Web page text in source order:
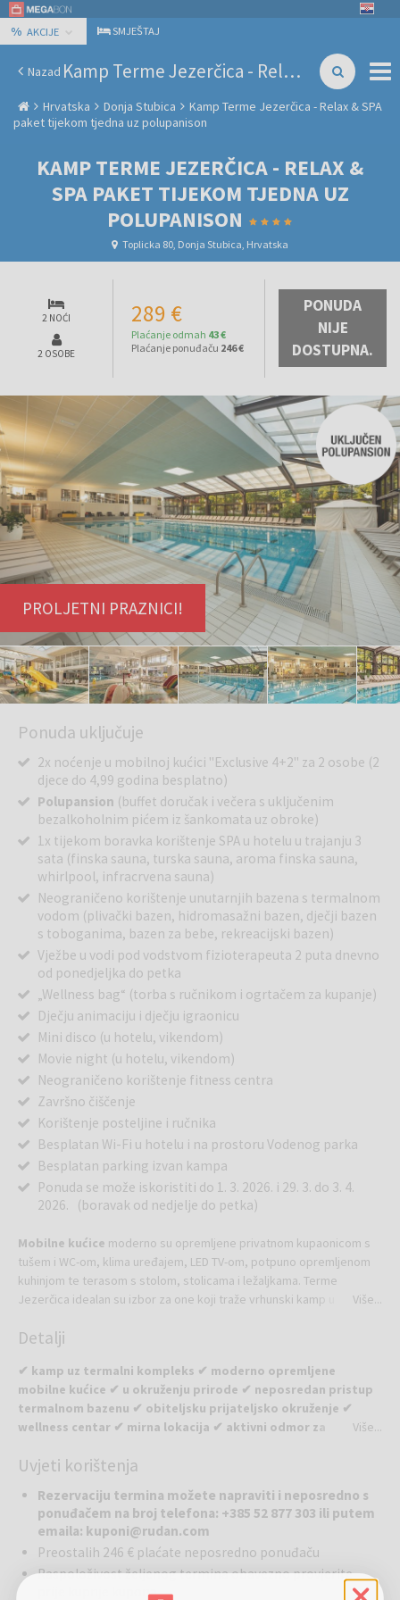
% AKCIJE SMJEŠTAJ
Nazad Kamp Terme Jezerčica - Relax & SPA paket tijekom tjedna uz polupanison
Hrvatska Donja Stubica
Kamp Terme Jezerčica - Relax & SPA
paket tijekom tjedna uz polupanison
KAMP TERME JEZERČICA - RELAX &
SPA PAKET TIJEKOM TJEDNA UZ
POLUPANISON
Toplicka 80, Donja Stubica, Hrvatska
2 NOĆI
2 OSOBE
289 €
Plaćanje odmah 43 €
Plaćanje ponuđaču 246 €
PONUDA
NIJE
DOSTUPNA.
PROLJETNI PRAZNICI!
Ponuda uključuje
2x noćenje u mobilnoj kućici "Exclusive 4+2" za 2 osobe (2
djece do 4,99 godina besplatno)
Polupansion (buffet doručak i večera s uključenim
bezalkoholnim pićem iz šankomata uz obroke)
1x tijekom boravka korištenje SPA u hotelu u trajanju 3
sata (finska sauna, turska sauna, aroma finska sauna,
whirlpool, infracrvena sauna)
Neograničeno korištenje unutarnjih bazena s termalnom
vodom (plivački bazen, hidromasažni bazen, dječji bazen
s toboganima, bazen za bebe, rekreacijski bazen)
Vježbe u vodi pod vodstvom fizioterapeuta 2 puta dnevno
od ponedjeljka do petka
„Wellness bag“ (torba s ručnikom i ogrtačem za kupanje)
Dječju animaciju i dječju igraonicu
Mini disco (u hotelu, vikendom)
Movie night (u hotelu, vikendom)
Neograničeno korištenje fitness centra
Završno čiščenje
Korištenje posteljine i ručnika
Besplatan Wi-Fi u hotelu i na prostoru Vodenog parka
Besplatan parking izvan kampa
Ponuda se može iskoristiti do 1. 3. 2026. i 29. 3. do 3. 4.
2026. (boravak od nedjelje do petka)
Mobilne kućice moderno su opremljene privatnom kupaonicom s
tušem i WC-om, klima uređajem, LED TV-om, potpuno opremljenom
kuhinjom te terasom s stolom, stolicama i ležaljkama. Terme
Jezerčica idealan su izbor za one koji traže vrhunski kamp u
čišćenje kemijskih WC-a u kamp kućicama i kamp prikolicama. Kućni
Više...
Detalji
✔ kamp uz termalni kompleks ✔ moderno opremljene
mobilne kućice ✔ u okruženju prirode ✔ neposredan pristup
termalnom bazenu ✔ obiteljsku prijateljsko okruženje ✔
wellness centar ✔ mirna lokacija ✔ aktivni odmor za
pješačke staze u okolici ✔ blizina kulturnih i povijesnih
Kamp Terme Jezerčicasmješten je u Donjoj Stubici, u srcu
Hrvatskog Zagorja, na samom izvoru prirodne ljekovite termalne
vode. U potpuno novom kampu Terme Jezerčica možete kampirati u
samoj prirodi uz ugodnu klimu tijekom cijele godine. Kamp se nalazi
uz Hotel Terme Jezerčica i nudi udobno kampiranje u mobilnim
Više...
Uvjeti korištenja
Rezervaciju termina možete napraviti i neposredno s
ponuđačem na broj telefona: +385 52 877 303 ili putem
emaila: kuponi@rudan.com
Preostalih 246 € plaćate neposredno ponuđaču
Raspoloživost željenog termina obavezno provjerite
prije kupnje kupona